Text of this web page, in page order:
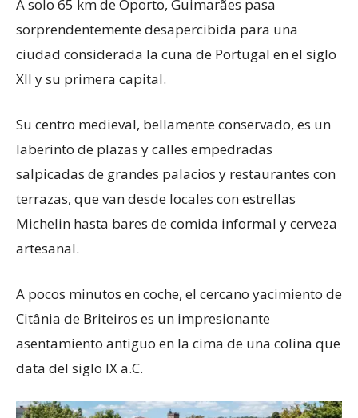
A solo 65 km de Oporto, Guimarães pasa
sorprendentemente desapercibida para una
ciudad considerada la cuna de Portugal en el siglo
XII y su primera capital.
Su centro medieval, bellamente conservado, es un
laberinto de plazas y calles empedradas
salpicadas de grandes palacios y restaurantes con
terrazas, que van desde locales con estrellas
Michelin hasta bares de comida informal y cerveza
artesanal.
A pocos minutos en coche, el cercano yacimiento de
Citânia de Briteiros es un impresionante
asentamiento antiguo en la cima de una colina que
data del siglo IX a.C.